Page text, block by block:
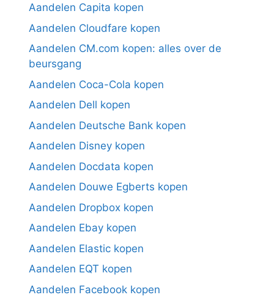
Aandelen Capita kopen
Aandelen Cloudfare kopen
Aandelen CM.com kopen: alles over de
beursgang
Aandelen Coca-Cola kopen
Aandelen Dell kopen
Aandelen Deutsche Bank kopen
Aandelen Disney kopen
Aandelen Docdata kopen
Aandelen Douwe Egberts kopen
Aandelen Dropbox kopen
Aandelen Ebay kopen
Aandelen Elastic kopen
Aandelen EQT kopen
Aandelen Facebook kopen